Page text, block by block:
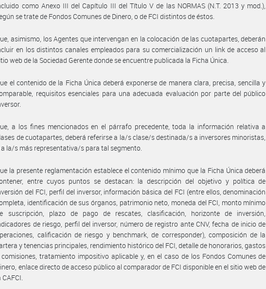
como Anexo III del Capítulo III del Título V de las NORMAS (N.T. 2013 y mod.),
se trate de Fondos Comunes de Dinero, o de FCI distintos de éstos.
asimismo, los Agentes que intervengan en la colocación de las cuotapartes, deberán
en los distintos canales empleados para su comercialización un link de acceso al
web de la Sociedad Gerente donde se encuentre publicada la Ficha Única.
el contenido de la Ficha Única deberá exponerse de manera clara, precisa, sencilla y
requisitos esenciales para una adecuada evaluación por parte del público
a los fines mencionados en el párrafo precedente, toda la información relativa a
de cuotapartes, deberá referirse a la/s clase/s destinada/s a inversores minoristas,
a la/s más representativa/s para tal segmento.
la presente reglamentación establece el contenido mínimo que la Ficha Única deberá
entre cuyos puntos se destacan: la descripción del objetivo y política de
del FCI, perfil del inversor, información básica del FCI (entre ellos, denominación
identificación de sus órganos, patrimonio neto, moneda del FCI, monto mínimo
suscripción, plazo de pago de rescates, clasificación, horizonte de inversión,
de riesgo, perfil del inversor, número de registro ante CNV, fecha de inicio de
calificación de riesgo y benchmark, de corresponder), composición de la
y tenencias principales, rendimiento histórico del FCI, detalle de honorarios, gastos
tratamiento impositivo aplicable y, en el caso de los Fondos Comunes de
enlace directo de acceso público al comparador de FCI disponible en el sitio web de
CAFCI.